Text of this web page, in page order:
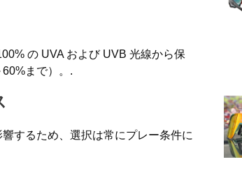
の UVA および UVB 光線から保
まで）。.
するため、選択は常にプレー条件に